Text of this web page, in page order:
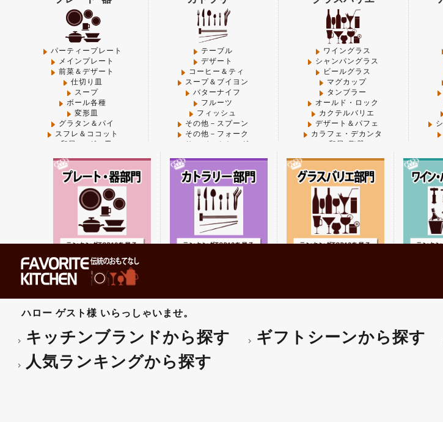
: Use of undefined constant small - assumed 'small' (this will throw an Error in a
content/themes/FAVORITE-KITCHEN/functions.php
on line
: Use of undefined constant thumbnail - assumed 'thumbnail' (this will throw an
kitchen/pub/shop/wp-content/themes/FAVORITE-KITCHEN/functions.php on line
: Use of undefined constant large - assumed 'large' (this will throw an Error in a
content/themes/FAVORITE-KITCHEN/functions.php
on line 1069
: Use of undefined constant thumbnail - assumed 'thumbnail' (this will throw an
kitchen/pub/shop/wp-content/themes/FAVORITE-KITCHEN/functions.phpon line
: Use of undefined constant midium - assumed 'midium' (this will throw an Error
kitchen/pub/shop/wp-content/themes/FAVORITE-KITCHEN/functions.phpon line1072
: Use of undefined constant thumbnail - assumed 'thumbnail' (this will throw an
kitchen/pub/shop/wp-content/themes/FAVORITE-KITCHEN/functions.php
on line 1072
: "continue" targeting switch is equivalent to "break". Did you mean to use
content/plugins/all-in-one-seo-pack/modules/aioseop_opengraph.phpon line 825
ハロー ゲスト様 いらっしゃいませ。
キッチンブランドから探す ギフトシーンから探す
人気ランキングから探す
パーティープレート
メインプレート
前菜＆デザート
仕切り皿
スープ
ボール各種
変形皿
グラタン＆パイ
スフレ＆ココット
コーヒー＆ティ
プラスチック各種
その他-器
テーブル
デザート
コーヒー＆ティ
スープ＆ブイヨン
バターナイフ
フルーツ
フィッシュ
その他－スプーン
その他－フォーク
中華
その他-カトラリー
ワイングラス
シャンパングラス
ビールグラス
マグカップ
タンブラー
オールド・ロック
カクテルバリエ
デザート＆パフェ
カラフェ・デカンタ
フライパン･鍋
グリルパン
寸胴鍋
雪平鍋
鉄鍋
キャセロール鍋
土鍋
タジン鍋
ミトン
卓上＆調理小物
デイスペンサ-･ボトル類
マッシャー・グレーター
ヘラ・スパチュラ
ターナー・泡立
レードル各種
製菓･ベ-カ-リ-
口金・回転台
クッキー型